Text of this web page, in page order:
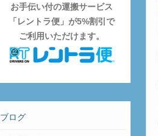
お手伝い付の運搬サービス
「レントラ便」が5%割引で
ご利用いただけます。
ブログ